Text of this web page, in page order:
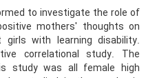
to investigate the role of
mothers' thoughts on
girls with learning disability.
correlational study. The
study was all female high